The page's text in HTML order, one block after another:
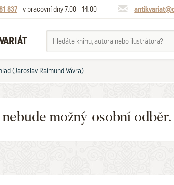
837 v pracovní dny 7:00 - 14:00
(Jaroslav Raimund Vávra)
možný osobní